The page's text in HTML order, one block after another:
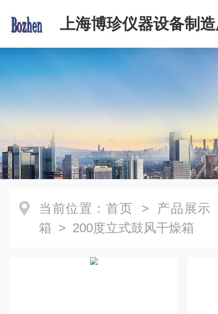
上海博珍仪器设备制
当前位置： 首页 > 产品展示
箱 > 200度立式鼓风干燥箱